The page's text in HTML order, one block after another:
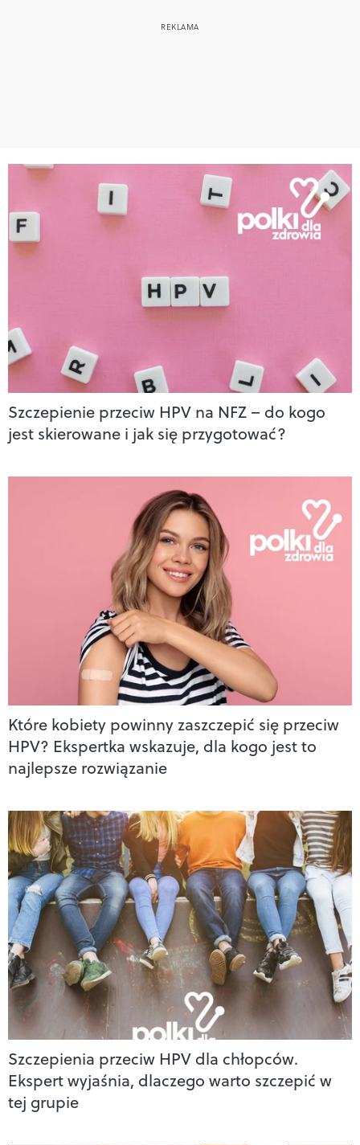
Szczepienie przeciw HPV na NFZ – do kogo
jest skierowane i jak się przygotować?
Które kobiety powinny zaszczepić się przeciw
HPV? Ekspertka wskazuje, dla kogo jest to
najlepsze rozwiązanie
Szczepienia przeciw HPV dla chłopców.
Ekspert wyjaśnia, dlaczego warto szczepić w
tej grupie